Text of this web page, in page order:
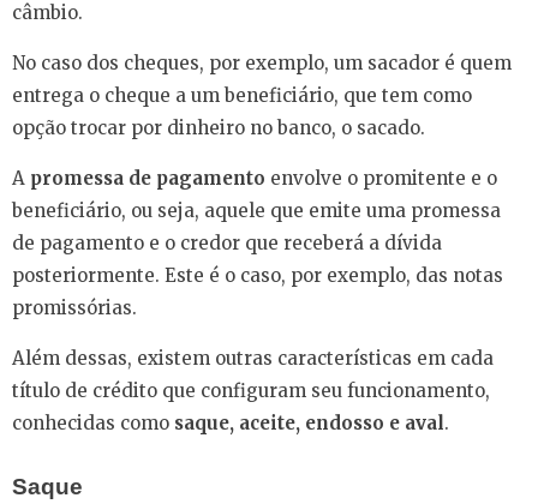
câmbio.
No caso dos cheques, por exemplo, um sacador é quem
entrega o cheque a um beneficiário, que tem como
opção trocar por dinheiro no banco, o sacado.
A promessa de pagamento envolve o promitente e o
beneficiário, ou seja, aquele que emite uma promessa
de pagamento e o credor que receberá a dívida
posteriormente. Este é o caso, por exemplo, das notas
promissórias.
Além dessas, existem outras características em cada
título de crédito que configuram seu funcionamento,
conhecidas como saque, aceite, endosso e aval.
Saque